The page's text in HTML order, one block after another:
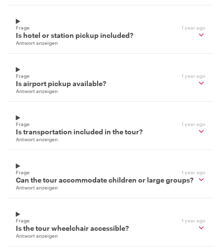
Frage 1 year ago
Is hotel or station pickup included?
Antwort anzeigen
Frage 1 year ago
Is airport pickup available?
Antwort anzeigen
Frage 1 year ago
Is transportation included in the tour?
Antwort anzeigen
Frage 1 year ago
Can the tour accommodate children or large groups?
Antwort anzeigen
Frage 1 year ago
Is the tour wheelchair accessible?
Antwort anzeigen